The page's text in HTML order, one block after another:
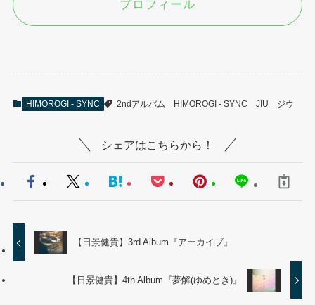
プロフィール
HIMOROGI - SYNC 2ndアルバム HIMOROGI - SYNC JIU ジウ
シェアはこちらから！
【日景健貴】3rd Album『アーカイブ』
【日景健貴】4th Album『夢解(ゆめとき)』